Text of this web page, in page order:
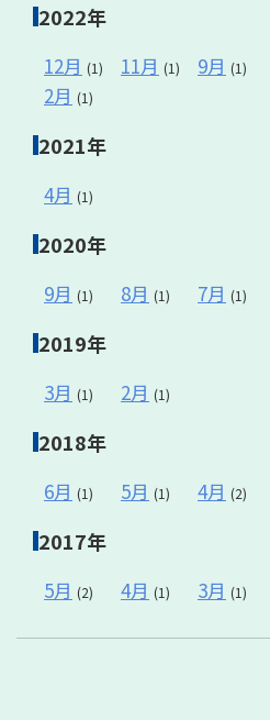
2022年
12月 (1) 11月 (1) 9月 (1)
2月 (1)
2021年
4月 (1)
2020年
9月 (1) 8月 (1) 7月 (1)
2019年
3月 (1) 2月 (1)
2018年
6月 (1) 5月 (1) 4月 (2)
2017年
5月 (2) 4月 (1) 3月 (1)